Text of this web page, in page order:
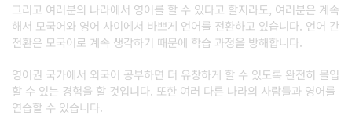
그리고 여러분의 나라에서 영어를 할 수 있다고 할지라도, 여러분은 계속
해서 모국어와 영어 사이에서 바쁘게 언어를 전환하고 있습니다. 언어 간
전환은 모국어로 계속 생각하기 때문에 학습 과정을 방해합니다.
영어권 국가에서 외국어 공부하면 더 유창하게 할 수 있도록 완전히 몰입
할 수 있는 경험을 할 것입니다. 또한 여러 다른 나라의 사람들과 영어를
연습할 수 있습니다.